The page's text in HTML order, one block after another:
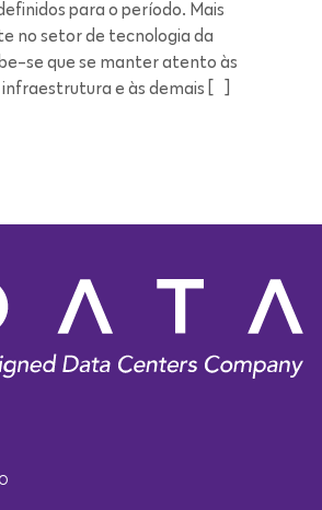
para o período. Mais
no setor de tecnologia da
se que se manter atento às
e às demais […]